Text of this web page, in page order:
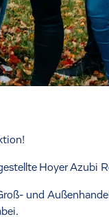
Hoyer Azubi
und